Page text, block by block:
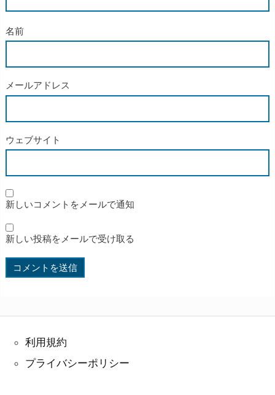
名前
メールアドレス
ウェブサイト
新しいコメントをメールで通知
新しい投稿をメールで受け取る
利用規約
プライバシーポリシー